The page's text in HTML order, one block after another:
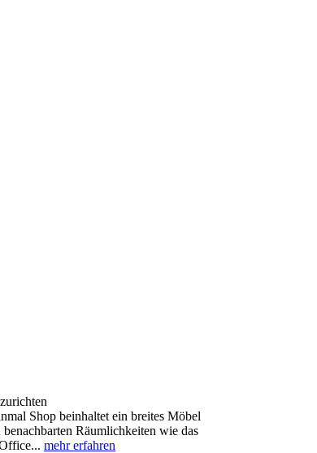
Shop beinhaltet ein breites Möbel
Räumlichkeiten wie das
mehr erfahren